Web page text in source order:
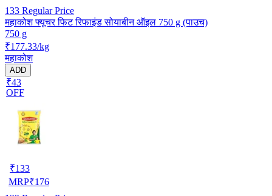
133 Regular Price
महाकोश फ्यूचर फिट रिफाइंड सोयाबीन ऑइल 750 g (पाउच)
750 g
₹177.33/kg
महाकोश
ADD
₹43
OFF
₹133
MRP₹176